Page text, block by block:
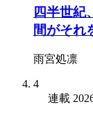
四半世紀
間がそれ
雨宮処凛
4
連載